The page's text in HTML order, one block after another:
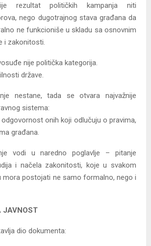
rezultat političkih kampanja niti
nego dugotrajnog stava građana da
ne funkcioniše u skladu sa osnovnim
i zakonitosti.
nije politička kategorija.
države.
nestane, tada se otvara najvažnije
sistema:
onih koji odlučuju o pravima,
građana.
vodi u naredno poglavlje – pitanje
i načela zakonitosti, koje u svakom
mora postojati ne samo formalno, nego i
JAVNOST
dio dokumenta: